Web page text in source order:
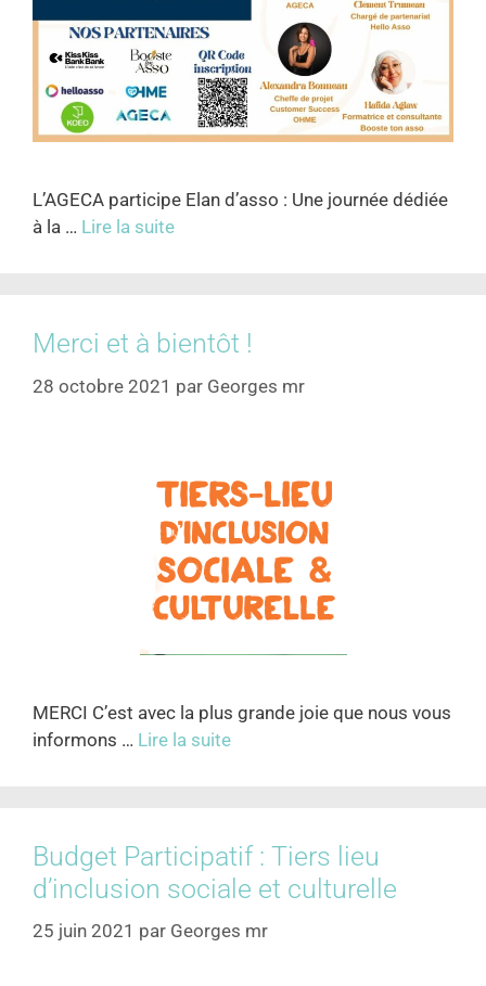
L’AGECA participe Elan d’asso : Une journée dédiée
à la … Lire la suite
Merci et à bientôt !
28 octobre 2021 par Georges mr
MERCI C’est avec la plus grande joie que nous vous
informons … Lire la suite
Budget Participatif : Tiers lieu
d’inclusion sociale et culturelle
25 juin 2021 par Georges mr